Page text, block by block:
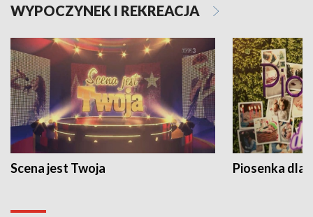
WYPOCZYNEK I REKREACJA
Scena jest Twoja Piosenka dla